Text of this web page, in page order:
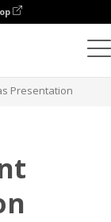
Presentation